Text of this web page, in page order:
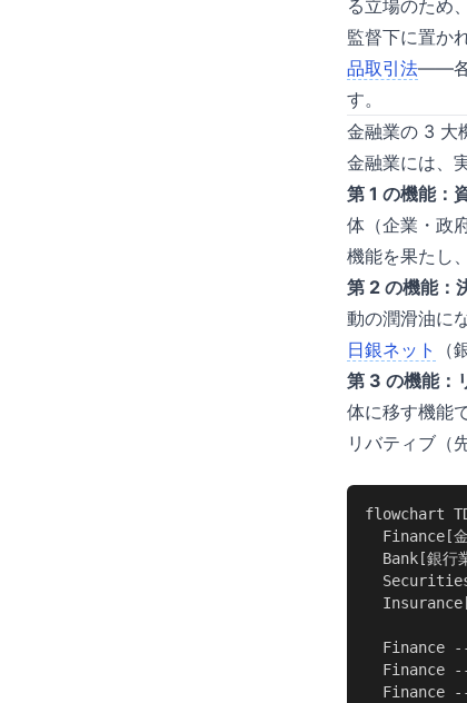
る立場のため
監督下に置か
品取引法——各
す。
金融業の 3 大
金融業には、
第 1 の機能：
体（企業・政
機能を果たし
第 2 の機能：
動の潤滑油に
日銀ネット
（
第 3 の機能：
体に移す機能
リバティブ（
flowchart
Finance[
Bank[銀行
Finance
Finance
Finance